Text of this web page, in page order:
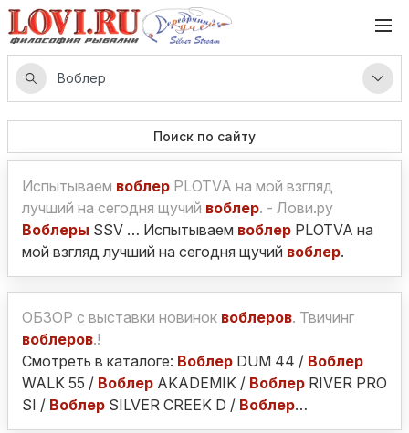
Поиск по сайту
Испытываем воблер PLOTVA на мой взгляд
лучший на сегодня щучий воблер. - Лови.ру
Воблеры SSV … Испытываем воблер PLOTVA на
мой взгляд лучший на сегодня щучий воблер.
ОБЗОР с выставки новинок воблеров. Твичинг
воблеров.!
Смотреть в каталоге: Воблер DUM 44 / Воблер
WALK 55 / Воблер AKADEMIK / Воблер RIVER PRO
SI / Воблер SILVER CREEK D / Воблер…